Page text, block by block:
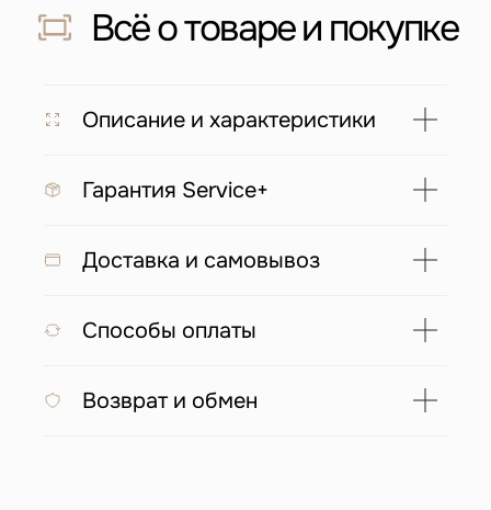
Описание и характеристики
Гарантия Service+
Доставка и самовывоз
Способы оплаты
Возврат и обмен
Напишите отзыв о нас в соц. сетях
и получите скидку 500 руб на заказ
Скидка 500 ₽ за отзыв
С этим товаром покупают